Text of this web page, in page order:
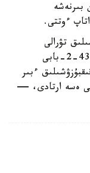
بىرنەشە
ءوتتى.
تۋرالى
كودەكستىڭ 505-بابى، 344-بابى جانە 434-2-بابى
ءبىر
ەسە ارتادى، —